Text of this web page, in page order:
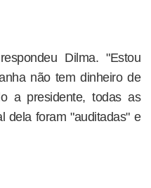
Dilma. "Estou
não tem dinheiro de
a presidente, todas as
dela foram "auditadas" e